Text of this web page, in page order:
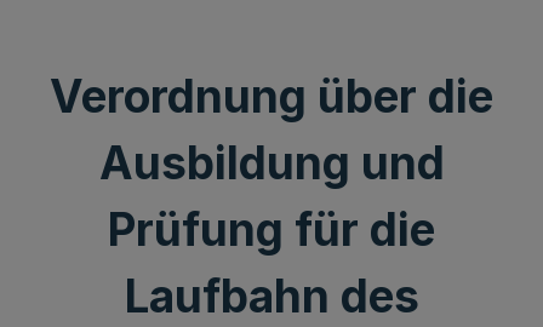
Verordnung über die
Ausbildung und
Prüfung für die
Laufbahn des